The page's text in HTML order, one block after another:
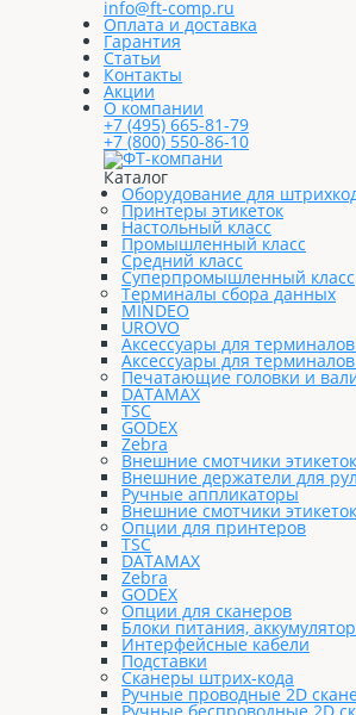
info@ft-comp.ru
Оплата и доставка
Гарантия
Статьи
Контакты
Акции
О компании
+7 (495) 665-81-79
+7 (800) 550-86-10
Каталог
Оборудование для
Принтеры этикеток
Настольный класс
Промышленный класс
Средний класс
Суперпромышленный класс
Терминалы сбора данных
MINDEO
UROVO
Аксессуары для терминалов
Аксессуары для
Печатающие головки и
DATAMAX
TSC
GODEX
Zebra
Внешние смотчики
Внешние держатели для
Ручные аппликаторы
Внешние смотчики этикеток
Опции для принтеров
TSC
DATAMAX
Zebra
GODEX
Опции для сканеров
Блоки питания,
Интерфейсные кабели
Подставки
Сканеры штрих-кода
Ручные проводные 2D